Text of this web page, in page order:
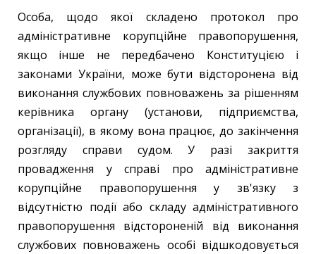
Особа, щодо якої складено протокол про
адміністративне корупційне правопорушення,
якщо інше не передбачено Конституцією і
законами України, може бути відсторонена від
виконання службових повноважень за рішенням
керівника органу (установи, підприємства,
організації), в якому вона працює, до закінчення
розгляду справи судом. У разі закриття
провадження у справі про адміністративне
корупційне правопорушення у зв'язку з
відсутністю події або складу адміністративного
правопорушення відстороненій від виконання
службових повноважень особі відшкодовується